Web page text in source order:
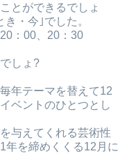
とができるでしょ
・今｣でした。
：00、20：30
しょ?
年テーマを替えて12
ベントのひとつとし
与えてくれる芸術性
年を締めくくる12月に